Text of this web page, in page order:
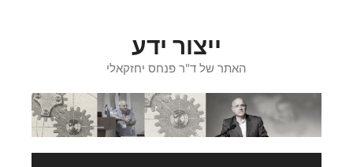
ייצור ידע
האתר של ד"ר פנחס יחזקאלי